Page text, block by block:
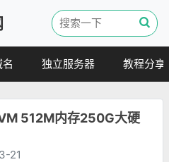
独立服务器 教程分享
建站教程
512M内存250G大硬
21